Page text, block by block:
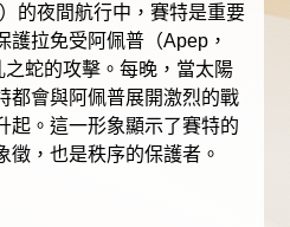
的夜間航行中，賽特是重要
護拉免受阿佩普（Apep，
蛇的攻擊。每晚，當太陽
都會與阿佩普展開激烈的戰
起。這一形象顯示了賽特的
徵，也是秩序的保護者。